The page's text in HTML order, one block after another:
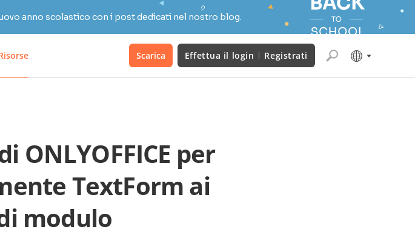
anno scolastico con i post dedicati nel nostro blog.
Scarica Effettua il login Registrati
ONLYOFFICE per
TextForm ai
modulo